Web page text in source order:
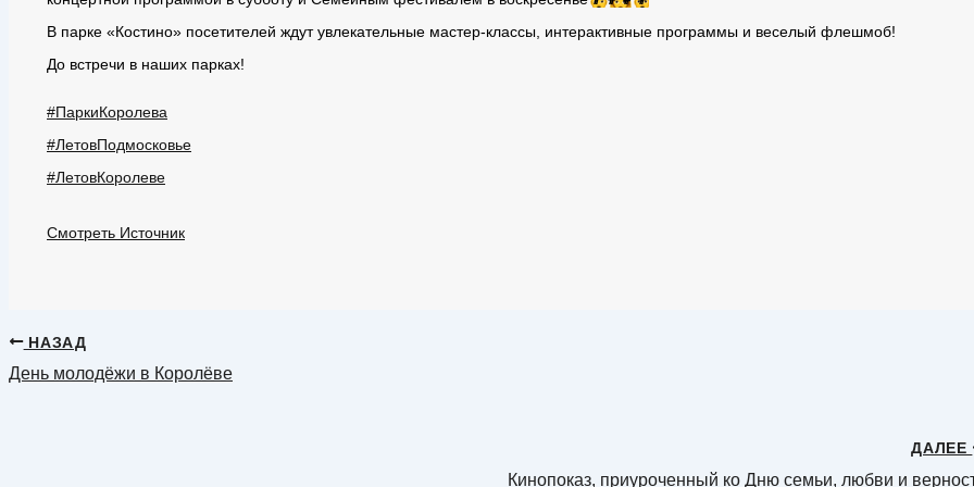
В парке «Костино» посетителей ждут увлекательные мастер-классы, интерактивные программы и веселый флешмоб!
До встречи в наших парках!
#ПаркиКоролева
#ЛетовПодмосковье
#ЛетовКоролеве
Смотреть Источник
НАЗАД
День молодёжи в Королёве
ДАЛЕЕ
Кинопоказ, приуроченный ко Дню семьи, любви и